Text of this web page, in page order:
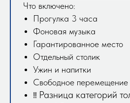
Что включено:
Прогулка 3 часа
Фоновая музыка
Гарантированное место
Отдельный столик
Ужин и напитки
Свободное перемещение
‼️ Разница категорий